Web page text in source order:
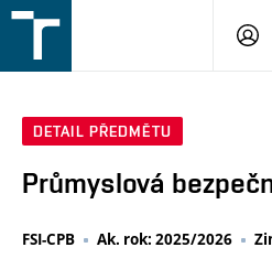
v
DETAIL PŘEDMĚTU
Průmyslová
FSI-CPB Ak. rok: 2025/2026